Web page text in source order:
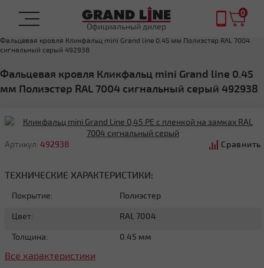
Официальный дилер
0
ФАЛЬЦЕВАЯ КРОВЛЯ
Фальцевая кровля Кликфальц mini Grand line 0.45 мм Полиэстер RAL 7004
сигнальный серый 492938
Фальцевая кровля Кликфальц mini Grand line 0.45
мм Полиэстер RAL 7004 сигнальный серый 492938
Артикул: 492938 Сравнить
ТЕХНИЧЕСКИЕ ХАРАКТЕРИСТИКИ:
Покрытие: Полиэстер
Цвет: RAL 7004
Толщина: 0.45 мм
Все характеристики